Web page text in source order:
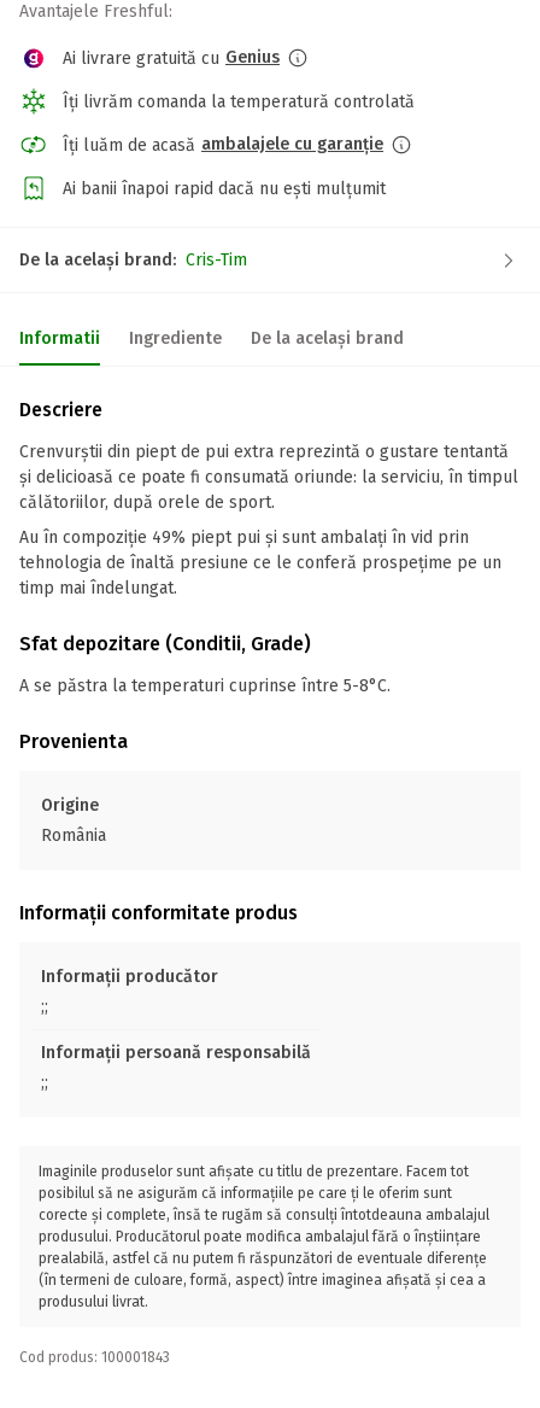
Avantajele Freshful:
Ai livrare gratuită cu Genius
Îți livrăm comanda la temperatură controlată
Îți luăm de acasă ambalajele cu garanție
Ai banii înapoi rapid dacă nu ești mulțumit
De la același brand: Cris-Tim
Informatii Ingrediente De la același brand
Descriere
Crenvurștii din piept de pui extra reprezintă o gustare tentantă
și delicioasă ce poate fi consumată oriunde: la serviciu, în timpul
călătoriilor, după orele de sport.
Au în compoziție 49% piept pui și sunt ambalați în vid prin
tehnologia de înaltă presiune ce le conferă prospețime pe un
timp mai îndelungat.
Sfat depozitare (Conditii, Grade)
A se păstra la temperaturi cuprinse între 5-8°C.
Provenienta
Origine
România
Informații conformitate produs
Informații producător
;;
Informații persoană responsabilă
;;
Imaginile produselor sunt afișate cu titlu de prezentare. Facem tot
posibilul să ne asigurăm că informațiile pe care ți le oferim sunt
corecte și complete, însă te rugăm să consulți întotdeauna ambalajul
produsului. Producătorul poate modifica ambalajul fără o înștiințare
prealabilă, astfel că nu putem fi răspunzători de eventuale diferențe
(în termeni de culoare, formă, aspect) între imaginea afișată și cea a
produsului livrat.
Cod produs: 100001843